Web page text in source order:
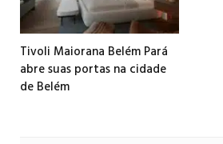
Tivoli Maiorana Belém Pará
abre suas portas na cidade
de Belém